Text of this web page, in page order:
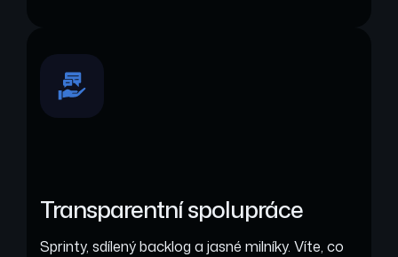
Transparentní spolupráce
Sprinty, sdílený backlog a jasné milníky. Víte, co